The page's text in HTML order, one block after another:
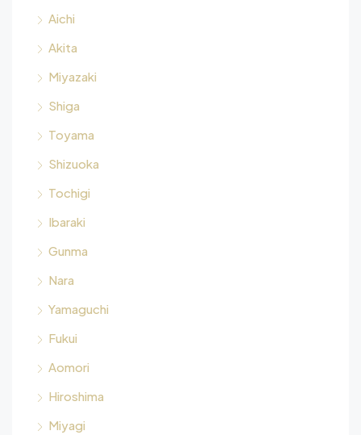
Aichi
Akita
Miyazaki
Shiga
Toyama
Shizuoka
Tochigi
Ibaraki
Gunma
Nara
Yamaguchi
Fukui
Aomori
Hiroshima
Miyagi